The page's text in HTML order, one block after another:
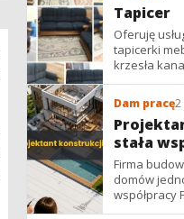
Tapicer
Oferuję
tapicerki
krzesła kanapy sofy fotele .renowacja mebli
Dam pracę2
stała
Firma
domów
współpracy